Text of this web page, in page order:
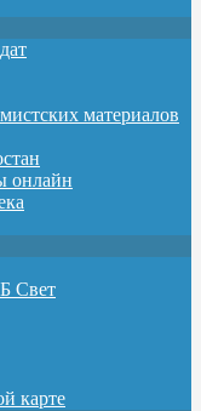
материалов
онлайн
Свет
карте